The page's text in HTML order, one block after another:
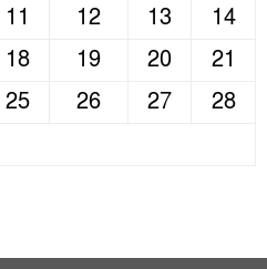
11 12 13
14
18 19 20
21
25 26 27
28